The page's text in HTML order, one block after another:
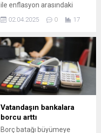
ile enflasyon arasındaki
ilişkiyi inceleyen yeni bir
çalışma yayımladı. Raporda,
enflasyona etkisinin daha
yüksek olduğu ve bu
etkilerin zamanla
farklılaştığı vurgulandı.
02.04.2025 0 17
Vatandaşın bankalara
borcu arttı
Borç batağı büyümeye